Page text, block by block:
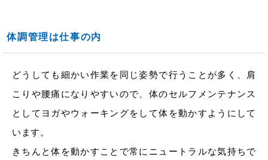
体調管理は仕事の内
どうしても細かい作業を同じ姿勢で行うことが多く、肩
こりや腰痛になりやすいので、体のセルフメンテナンス
としてヨガやウォーキングをして体を動かすようにして
います。
きちんと体を動かすことで常にニュートラルな気持ちで